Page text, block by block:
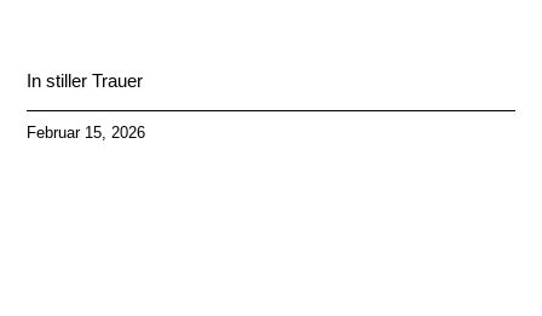
In stiller Trauer
Februar 15, 2026